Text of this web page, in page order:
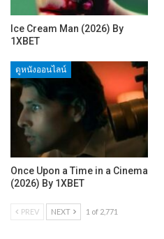
Ice Cream Man (2026) By
1XBET
ดูหนังออนไลน์
Once Upon a Time in a Cinema
(2026) By 1XBET
PREV NEXT 1 of 2,771